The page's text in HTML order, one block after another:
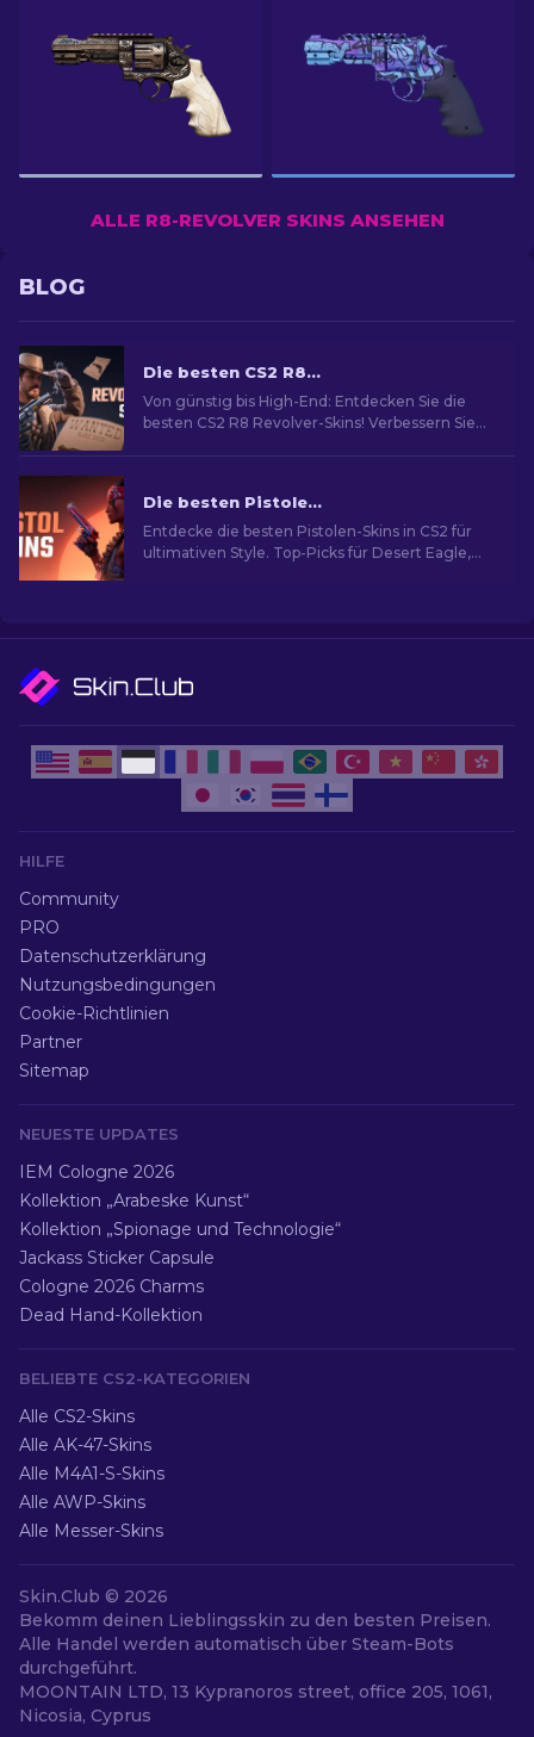
ALLE R8-REVOLVER SKINS ANSEHEN
BLOG
Die besten CS2 R8 Revolver Skins [2026]
Von günstig bis High-End: Entdecken Sie die
besten CS2 R8 Revolver-Skins! Verbessern Sie
Die besten Pistolen-Skins in CS2 [2026]
Entdecke die besten Pistolen-Skins in CS2 für
ultimativen Style. Top-Picks für Desert Eagle,
HILFE
Community
PRO
Datenschutzerklärung
Nutzungsbedingungen
Cookie-Richtlinien
Partner
Sitemap
NEUESTE UPDATES
IEM Cologne 2026
Kollektion „Arabeske Kunst“
Kollektion „Spionage und Technologie“
Jackass Sticker Capsule
Cologne 2026 Charms
Dead Hand-Kollektion
BELIEBTE CS2-KATEGORIEN
Alle CS2-Skins
Alle AK-47-Skins
Alle M4A1-S-Skins
Alle AWP-Skins
Alle Messer-Skins
Skin.Club © 2026
Bekomm deinen Lieblingsskin zu den besten Preisen.
Alle Handel werden automatisch über Steam-Bots
durchgeführt.
MOONTAIN LTD, 13 Kypranoros street, office 205, 1061,
Nicosia, Cyprus